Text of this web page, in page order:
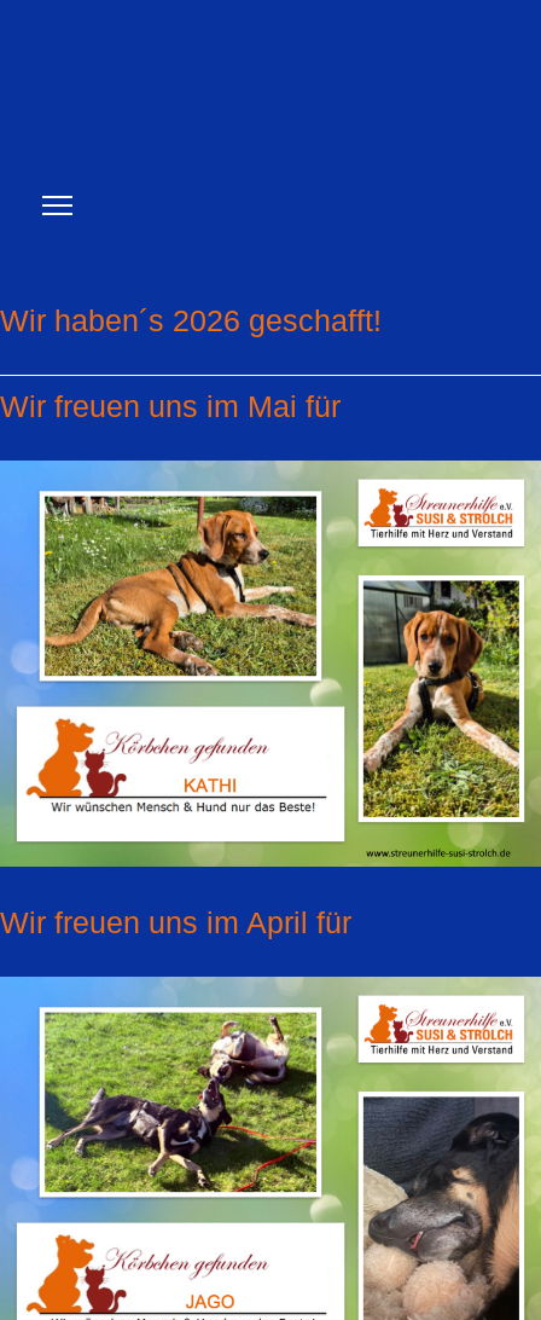
Wir haben´s 2026 geschafft!
Wir freuen uns im Mai für
Wir freuen uns im April für